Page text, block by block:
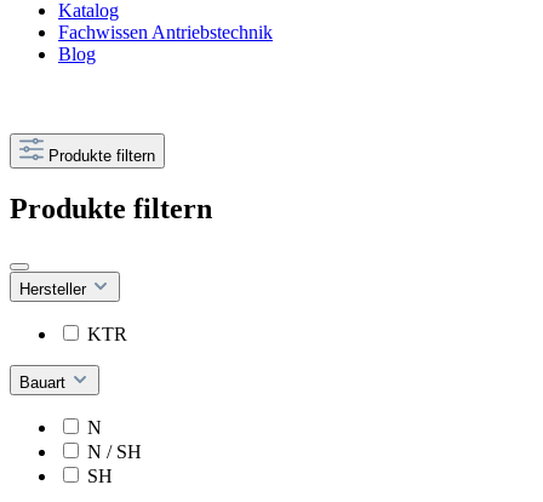
Katalog
Fachwissen Antriebstechnik
Blog
Produkte filtern
Produkte filtern
Hersteller
KTR
Bauart
N
N / SH
SH